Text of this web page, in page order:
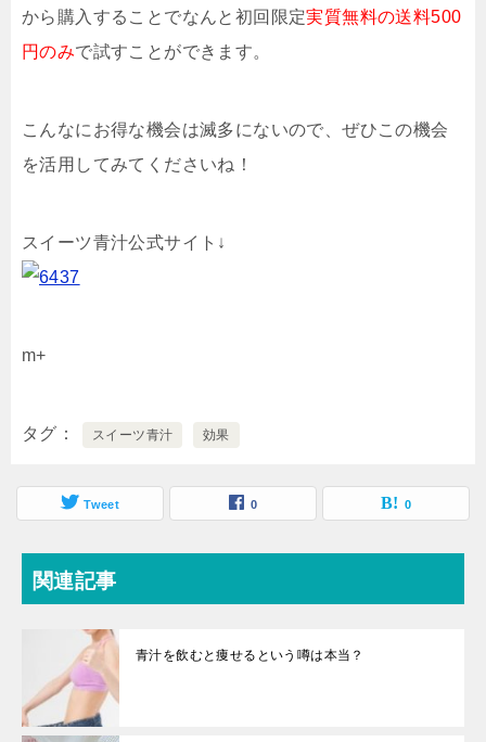
から購入することでなんと初回限定実質無料の送料500
円のみで試すことができます。
こんなにお得な機会は滅多にないので、ぜひこの機会
を活用してみてくださいね！
スイーツ青汁公式サイト↓
m+
タグ スイーツ青汁 効果
Tweet 0 0
関連記事
青汁を飲むと痩せるという噂は本当？